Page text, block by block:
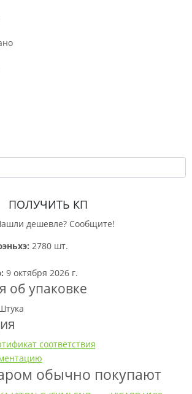
ПОЛУЧИТЬ КП
дешевле? Сообщите!
2780 шт.
9 октября 2026 г.
об упаковке
соответствия
обычно покупают